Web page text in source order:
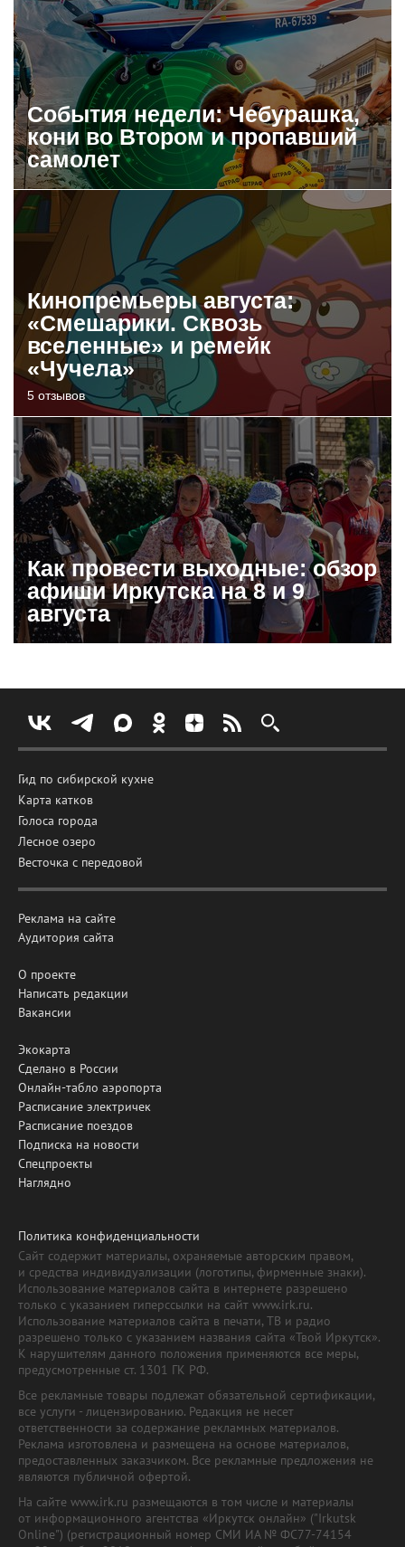
События недели: Чебурашка,
кони во Втором и пропавший
самолет
Кинопремьеры августа:
«Смешарики. Сквозь
вселенные» и ремейк
«Чучела»
5 отзывов
Как провести выходные: обзор
афиши Иркутска на 8 и 9
августа
Гид по сибирской кухне
Карта катков
Голоса города
Лесное озеро
Весточка с передовой
Реклама на сайте
Аудитория сайта
О проекте
Написать редакции
Вакансии
Экокарта
Сделано в России
Онлайн-табло аэропорта
Расписание электричек
Расписание поездов
Подписка на новости
Спецпроекты
Наглядно
Политика конфиденциальности
Сайт содержит материалы, охраняемые авторским правом,
и средства индивидуализации (логотипы, фирменные знаки).
Использование материалов сайта в интернете разрешено
только с указанием гиперссылки на сайт www.irk.ru.
Использование материалов сайта в печати, ТВ и радио
разрешено только с указанием названия сайта «Твой Иркутск».
К нарушителям данного положения применяются все меры,
предусмотренные ст. 1301 ГК РФ.
Все рекламные товары подлежат обязательной сертификации,
все услуги - лицензированию. Редакция не несет
ответственности за содержание рекламных материалов.
Реклама изготовлена и размещена на основе материалов,
предоставленных заказчиком. Все рекламные предложения не
являются публичной офертой.
На сайте www.irk.ru размещаются в том числе и материалы
от информационного агентства «Иркутск онлайн» ("Irkutsk
Online") (регистрационный номер СМИ ИА № ФС77-74154